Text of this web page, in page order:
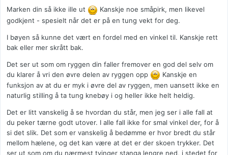
Marken din så ikke ille ut
Kanskje noe småpirk, men likevel
godkjent - spesielt når det er på en tung vekt for deg.
I bøyen så kunne det vært en fordel med en vinkel til. Kanskje rett
bak eller mer skrått bak.
Det ser ut som om ryggen din faller fremover en god del selv om
du klarer å vri den øvre delen av ryggen opp
Kanskje en
funksjon av at du er myk i øvre del av ryggen, men uansett ikke en
naturlig stilling å ta tung knebøy i og heller ikke helt heldig.
Det er litt vanskelig å se hvordan du står, men jeg ser i alle fall at
du peker tærne godt utover. I alle fall ikke for smal vinkel der, for å
si det slik. Det som er vanskelig å bedømme er hvor bredt du står
mellom hælene, og det kan være at det er der skoen trykker. Det
ser ut som om du nærmest tvinger stanga lengre ned, i stedet for